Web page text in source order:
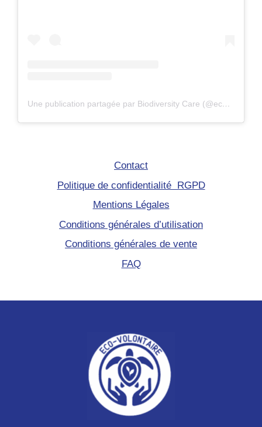
Une publication partagée par Biodiversity Care (@eco.volontaire)
Contact
Politique de confidentialité RGPD
Mentions Légales
Conditions générales d’utilisation
Conditions générales de vente
FAQ